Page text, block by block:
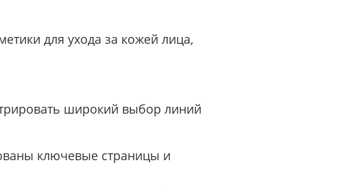
для ухода за кожей лица,
широкий выбор линий
ключевые страницы и